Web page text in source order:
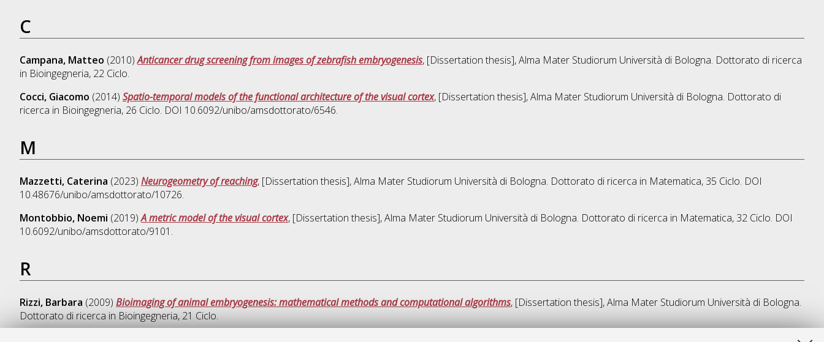
C
Campana, Matteo (2010)Anticancer drug screening from images of zebrafish embryogenesis, [Dissertation thesis], Alma Mater Studiorum Università di Bologna. Dottorato di ricerca
in Bioingegneria, 22 Ciclo.
Cocci, Giacomo (2014) Spatio-temporal models of the functional architecture of the visual cortex, [Dissertation thesis], Alma Mater Studiorum Università di Bologna. Dottorato di
ricerca in Bioingegneria, 26 Ciclo. DOI 10.6092/unibo/amsdottorato/6546.
M
Mazzetti, Caterina (2023) Neurogeometry of reaching, [Dissertation thesis], Alma Mater Studiorum Università di Bologna. Dottorato di ricerca in Matematica, 35 Ciclo. DOI
10.48676/unibo/amsdottorato/10726.
Montobbio, Noemi (2019)A metric model of the visual cortex, [Dissertation thesis], Alma Mater Studiorum Università di Bologna. Dottorato di ricerca in Matematica, 32 Ciclo. DOI
10.6092/unibo/amsdottorato/9101.
R
Rizzi, Barbara (2009) Bioimaging of animal embryogenesis: mathematical methods and computational algorithms, [Dissertation thesis], Alma Mater Studiorum Università di Bologna.
Dottorato di ricerca in Bioingegneria, 21 Ciclo.